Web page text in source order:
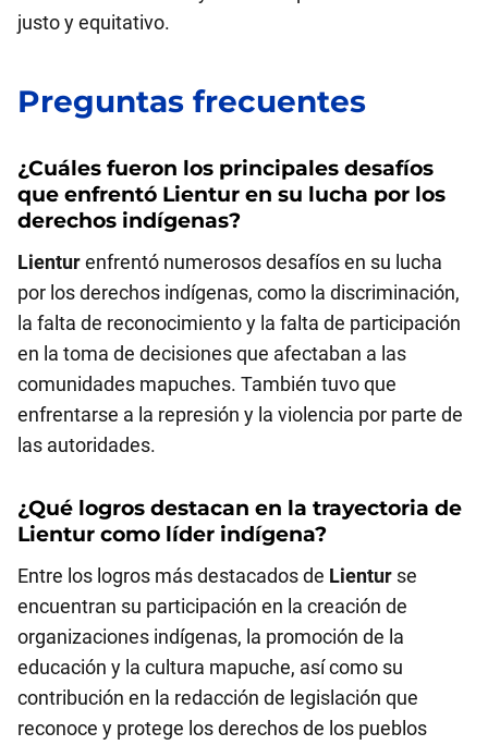
justo y equitativo.
Preguntas frecuentes
¿Cuáles fueron los principales desafíos
que enfrentó Lientur en su lucha por los
derechos indígenas?
Lienturenfrentó numerosos desafíos en su lucha
por los derechos indígenas, como la discriminación,
la falta de reconocimiento y la falta de participación
en la toma de decisiones que afectaban a las
comunidades mapuches. También tuvo que
enfrentarse a la represión y la violencia por parte de
las autoridades.
¿Qué logros destacan en la trayectoria de
Lientur como líder indígena?
Entre los logros más destacados de Lientur se
encuentran su participación en la creación de
organizaciones indígenas, la promoción de la
educación y la cultura mapuche, así como su
contribución en la redacción de legislación que
reconoce y protege los derechos de los pueblos